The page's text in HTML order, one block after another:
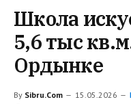
Школа
5,6 тыс
Ордынке
By Sibru.Com 15.05.2026